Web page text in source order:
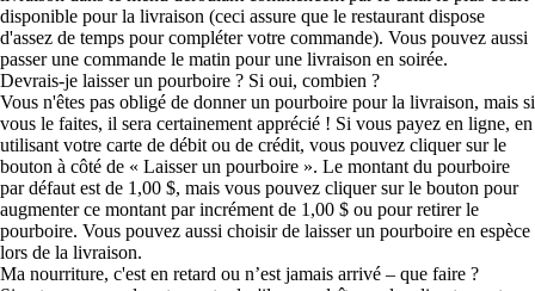
disponible pour la livraison (ceci assure que le restaurant dispose
d'assez de temps pour compléter votre commande). Vous pouvez aussi
passer une commande le matin pour une livraison en soirée.
Devrais-je laisser un pourboire ? Si oui, combien ?
Vous n'êtes pas obligé de donner un pourboire pour la livraison, mais si
vous le faites, il sera certainement apprécié ! Si vous payez en ligne, en
utilisant votre carte de débit ou de crédit, vous pouvez cliquer sur le
bouton à côté de « Laisser un pourboire ». Le montant du pourboire
par défaut est de 1,00 $, mais vous pouvez cliquer sur le bouton pour
augmenter ce montant par incrément de 1,00 $ ou pour retirer le
pourboire. Vous pouvez aussi choisir de laisser un pourboire en espèce
lors de la livraison.
Ma nourriture, c'est en retard ou n’est jamais arrivé – que faire ?